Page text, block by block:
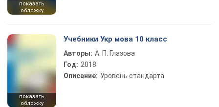
показать
обложку
показать
обложку
Учебники Укр мова 10 класс
Авторы: А. П. Глазова
Год: 2018
Описание: Уровень стандарта